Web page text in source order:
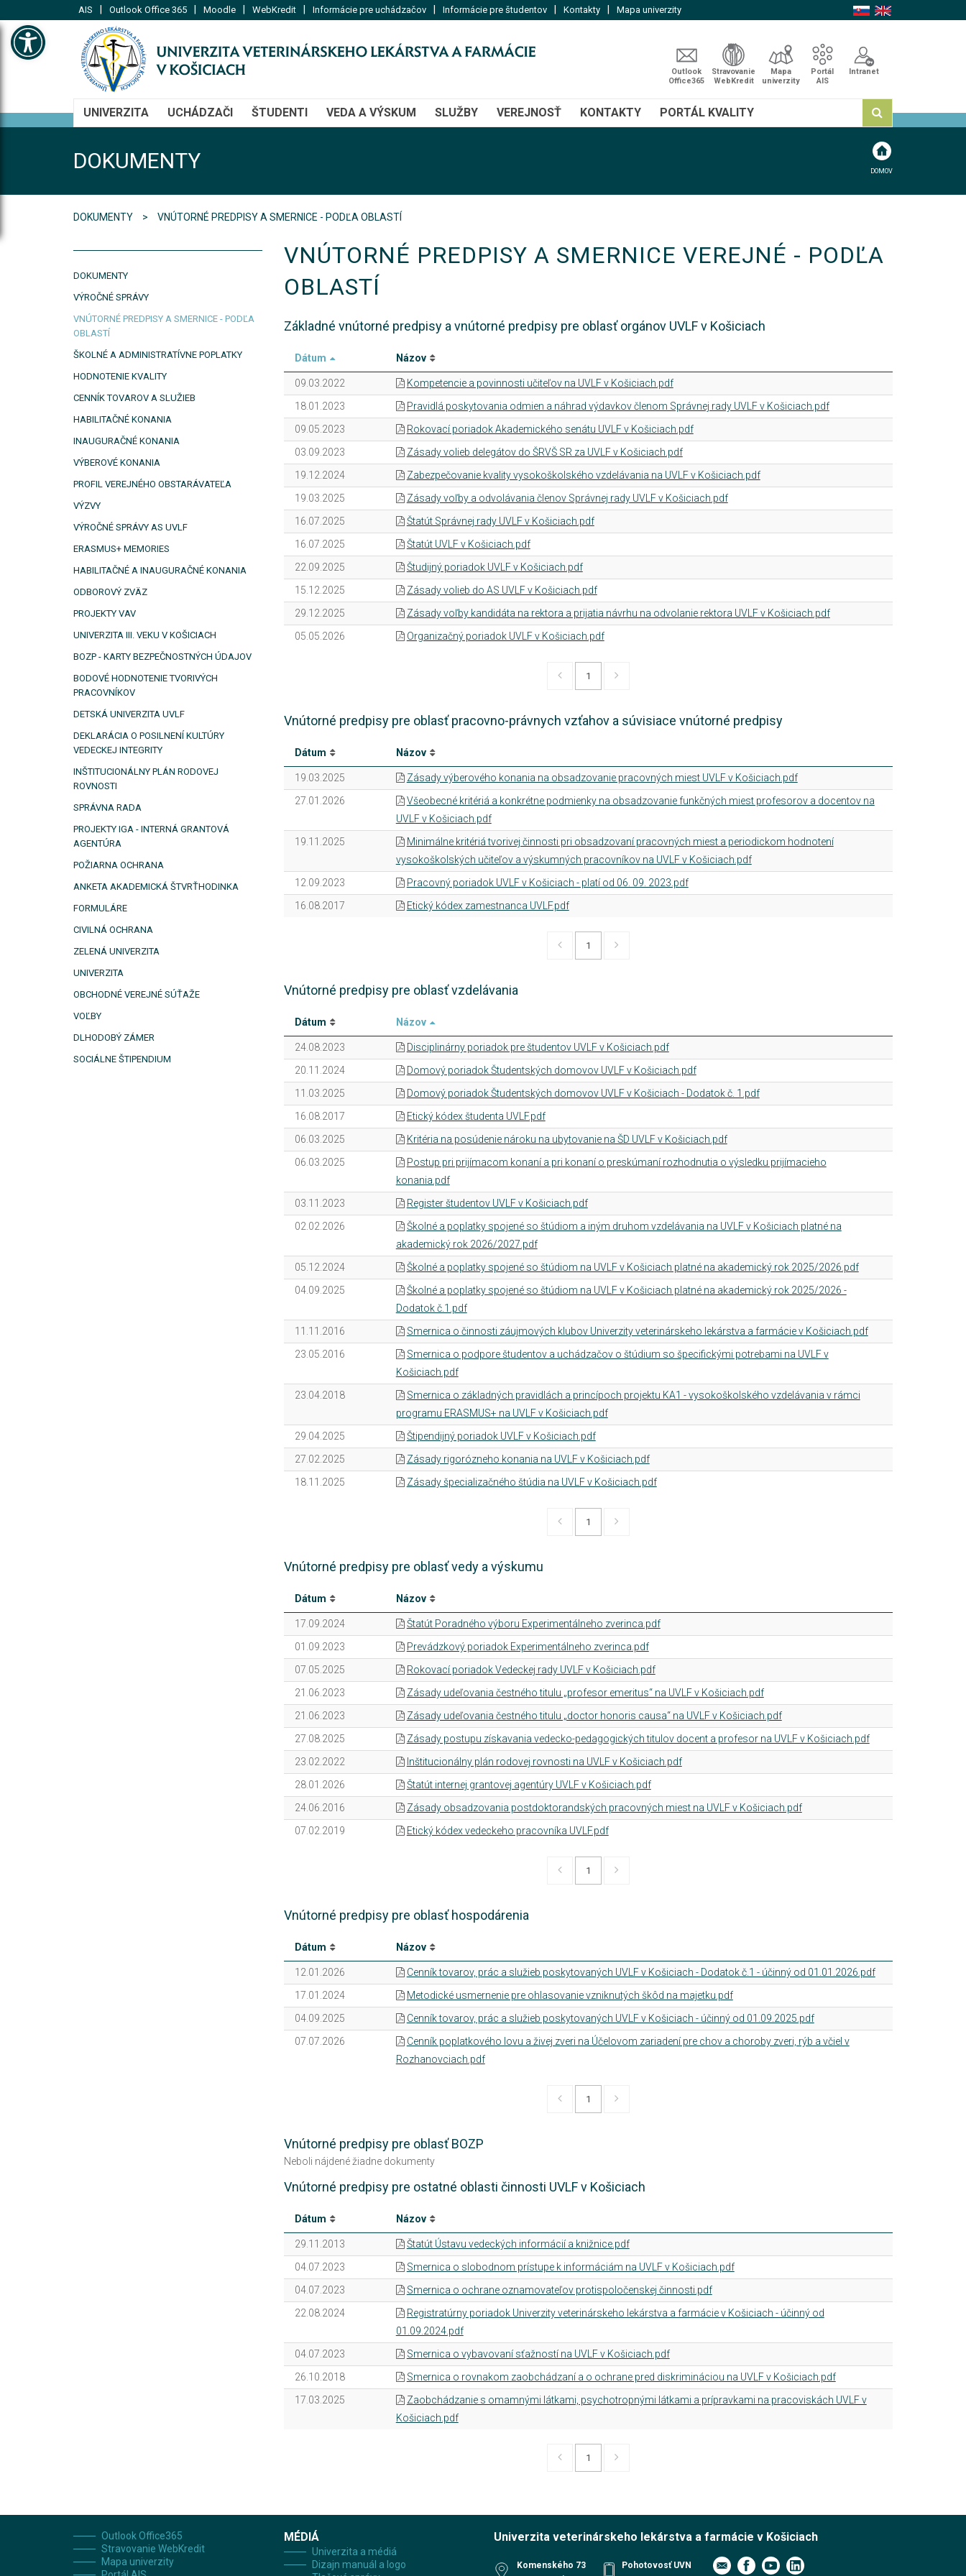
Open toolbar
AIS Outlook Office 365 Moodle WebKredit Informácie pre uchádzačov Informácie pre študentov Kontakty Mapa univerzity
Outlook
Office365
Stravovanie
WebKredit
Mapa
univerzity
Portál
AIS
Intranet
UNIVERZITA UCHÁDZAČI ŠTUDENTI VEDA A VÝSKUM SLUŽBY VEREJNOSŤ KONTAKTY PORTÁL KVALITY
DOKUMENTY DOMOV
DOKUMENTY VNÚTORNÉ PREDPISY A SMERNICE - PODĽA OBLASTÍ
DOKUMENTY
VÝROČNÉ SPRÁVY
VNÚTORNÉ PREDPISY A SMERNICE - PODĽA
OBLASTÍ
ŠKOLNÉ A ADMINISTRATÍVNE POPLATKY
HODNOTENIE KVALITY
CENNÍK TOVAROV A SLUŽIEB
HABILITAČNÉ KONANIA
INAUGURAČNÉ KONANIA
VÝBEROVÉ KONANIA
PROFIL VEREJNÉHO OBSTARÁVATEĽA
VÝZVY
VÝROČNÉ SPRÁVY AS UVLF
ERASMUS+ MEMORIES
HABILITAČNÉ A INAUGURAČNÉ KONANIA
ODBOROVÝ ZVÄZ
PROJEKTY VAV
UNIVERZITA III. VEKU V KOŠICIACH
BOZP - KARTY BEZPEČNOSTNÝCH ÚDAJOV
BODOVÉ HODNOTENIE TVORIVÝCH
PRACOVNÍKOV
DETSKÁ UNIVERZITA UVLF
DEKLARÁCIA O POSILNENÍ KULTÚRY
VEDECKEJ INTEGRITY
INŠTITUCIONÁLNY PLÁN RODOVEJ
ROVNOSTI
SPRÁVNA RADA
PROJEKTY IGA - INTERNÁ GRANTOVÁ
AGENTÚRA
POŽIARNA OCHRANA
ANKETA AKADEMICKÁ ŠTVRŤHODINKA
FORMULÁRE
CIVILNÁ OCHRANA
ZELENÁ UNIVERZITA
UNIVERZITA
OBCHODNÉ VEREJNÉ SÚŤAŽE
VOĽBY
DLHODOBÝ ZÁMER
SOCIÁLNE ŠTIPENDIUM
VNÚTORNÉ PREDPISY A SMERNICE VEREJNÉ - PODĽA
OBLASTÍ
Základné vnútorné predpisy a vnútorné predpisy pre oblasť orgánov UVLF v Košiciach
Dátum Názov
09.03.2022
Kompetencie a povinnosti učiteľov na UVLF v Košiciach.pdf
18.01.2023
Pravidlá poskytovania odmien a náhrad výdavkov členom Správnej rady UVLF v Košiciach.pdf
09.05.2023
Rokovací poriadok Akademického senátu UVLF v Košiciach.pdf
03.09.2023
Zásady volieb delegátov do ŠRVŠ SR za UVLF v Košiciach.pdf
19.12.2024
Zabezpečovanie kvality vysokoškolského vzdelávania na UVLF v Košiciach.pdf
19.03.2025
Zásady voľby a odvolávania členov Správnej rady UVLF v Košiciach.pdf
16.07.2025
Štatút Správnej rady UVLF v Košiciach.pdf
16.07.2025
Štatút UVLF v Košiciach.pdf
22.09.2025
Študijný poriadok UVLF v Košiciach.pdf
15.12.2025
Zásady volieb do AS UVLF v Košiciach.pdf
29.12.2025
Zásady voľby kandidáta na rektora a prijatia návrhu na odvolanie rektora UVLF v Košiciach.pdf
05.05.2026
Organizačný poriadok UVLF v Košiciach.pdf
1
Vnútorné predpisy pre oblasť pracovno-právnych vzťahov a súvisiace vnútorné predpisy
Dátum Názov
19.03.2025
Zásady výberového konania na obsadzovanie pracovných miest UVLF v Košiciach.pdf
27.01.2026
Všeobecné kritériá a konkrétne podmienky na obsadzovanie funkčných miest profesorov a docentov na
UVLF v Košiciach.pdf
19.11.2025
Minimálne kritériá tvorivej činnosti pri obsadzovaní pracovných miest a periodickom hodnotení
vysokoškolských učiteľov a výskumných pracovníkov na UVLF v Košiciach.pdf
12.09.2023
Pracovný poriadok UVLF v Košiciach - platí od 06. 09. 2023.pdf
16.08.2017
Etický kódex zamestnanca UVLF.pdf
1
Vnútorné predpisy pre oblasť vzdelávania
Dátum Názov
24.08.2023
Disciplinárny poriadok pre študentov UVLF v Košiciach.pdf
20.11.2024
Domový poriadok Študentských domovov UVLF v Košiciach.pdf
11.03.2025
Domový poriadok Študentských domovov UVLF v Košiciach - Dodatok č. 1.pdf
16.08.2017
Etický kódex študenta UVLF.pdf
06.03.2025
Kritéria na posúdenie nároku na ubytovanie na ŠD UVLF v Košiciach.pdf
06.03.2025
Postup pri prijímacom konaní a pri konaní o preskúmaní rozhodnutia o výsledku prijímacieho
konania.pdf
03.11.2023
Register študentov UVLF v Košiciach.pdf
02.02.2026
Školné a poplatky spojené so štúdiom a iným druhom vzdelávania na UVLF v Košiciach platné na
akademický rok 2026/2027.pdf
05.12.2024
Školné a poplatky spojené so štúdiom na UVLF v Košiciach platné na akademický rok 2025/2026.pdf
04.09.2025
Školné a poplatky spojené so štúdiom na UVLF v Košiciach platné na akademický rok 2025/2026 -
Dodatok č.1.pdf
11.11.2016
Smernica o činnosti záujmových klubov Univerzity veterinárskeho lekárstva a farmácie v Košiciach.pdf
23.05.2016
Smernica o podpore študentov a uchádzačov o štúdium so špecifickými potrebami na UVLF v
Košiciach.pdf
23.04.2018
Smernica o základných pravidlách a princípoch projektu KA1 - vysokoškolského vzdelávania v rámci
programu ERASMUS+ na UVLF v Košiciach.pdf
29.04.2025
Štipendijný poriadok UVLF v Košiciach.pdf
27.02.2025
Zásady rigorózneho konania na UVLF v Košiciach.pdf
18.11.2025
Zásady špecializačného štúdia na UVLF v Košiciach.pdf
1
Vnútorné predpisy pre oblasť vedy a výskumu
Dátum Názov
17.09.2024
Štatút Poradného výboru Experimentálneho zverinca.pdf
01.09.2023
Prevádzkový poriadok Experimentálneho zverinca.pdf
07.05.2025
Rokovací poriadok Vedeckej rady UVLF v Košiciach.pdf
21.06.2023
Zásady udeľovania čestného titulu „profesor emeritus“ na UVLF v Košiciach.pdf
21.06.2023
Zásady udeľovania čestného titulu „doctor honoris causa“ na UVLF v Košiciach.pdf
27.08.2025
Zásady postupu získavania vedecko-pedagogických titulov docent a profesor na UVLF v Košiciach.pdf
23.02.2022
Inštitucionálny plán rodovej rovnosti na UVLF v Košiciach.pdf
28.01.2026
Štatút internej grantovej agentúry UVLF v Košiciach.pdf
24.06.2016
Zásady obsadzovania postdoktorandských pracovných miest na UVLF v Košiciach.pdf
07.02.2019
Etický kódex vedeckeho pracovníka UVLF.pdf
1
Vnútorné predpisy pre oblasť hospodárenia
Dátum Názov
12.01.2026
Cenník tovarov, prác a služieb poskytovaných UVLF v Košiciach - Dodatok č.1 - účinný od 01.01.2026.pdf
17.01.2024
Metodické usmernenie pre ohlasovanie vzniknutých škôd na majetku.pdf
04.09.2025
Cenník tovarov, prác a služieb poskytovaných UVLF v Košiciach - účinný od 01.09.2025.pdf
07.07.2026
Cenník poplatkového lovu a živej zveri na Účelovom zariadení pre chov a choroby zveri, rýb a včiel v
Rozhanovciach.pdf
1
Vnútorné predpisy pre oblasť BOZP
Neboli nájdené žiadne dokumenty
Vnútorné predpisy pre ostatné oblasti činnosti UVLF v Košiciach
Dátum Názov
29.11.2013
Štatút Ústavu vedeckých informácií a knižnice.pdf
04.07.2023
Smernica o slobodnom prístupe k informáciám na UVLF v Košiciach.pdf
04.07.2023
Smernica o ochrane oznamovateľov protispoločenskej činnosti.pdf
22.08.2024
Registratúrny poriadok Univerzity veterinárskeho lekárstva a farmácie v Košiciach - účinný od
01.09.2024.pdf
04.07.2023
Smernica o vybavovaní sťažností na UVLF v Košiciach.pdf
26.10.2018
Smernica o rovnakom zaobchádzaní a o ochrane pred diskrimináciou na UVLF v Košiciach.pdf
17.03.2025
Zaobchádzanie s omamnými látkami, psychotropnými látkami a prípravkami na pracoviskách UVLF v
Košiciach.pdf
1
Outlook Office365
Stravovanie WebKredit
Mapa univerzity
MÉDIÁ
Univerzita a médiá
Dizajn manuál a logo
Univerzita veterinárskeho lekárstva a farmácie v Košiciach
Komenského 73
Pohotovosť UVN